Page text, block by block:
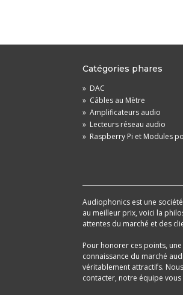
Catégories phares
» DAC
» Câbles au Mètre
» Amplificateurs audio
» Lecteurs réseau audio
» Raspberry Pi et Modules
Audiophonics est une
au meilleur prix, voici la
attentes du marché et des
Pour honorer ces points,
connaissance du marché
véritablement attractifs.
contacter, notre équipe